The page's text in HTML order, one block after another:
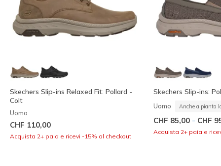
Skechers Slip-ins Relaxed Fit: Pollard -
Colt
Uomo
CHF 110,00
Acquista 2+ paia e ricevi -15% al checkout
Skechers Slip-ins:
Uomo Anche a pianta
CHF 85,00 - CHF
Acquista 2+ paia e